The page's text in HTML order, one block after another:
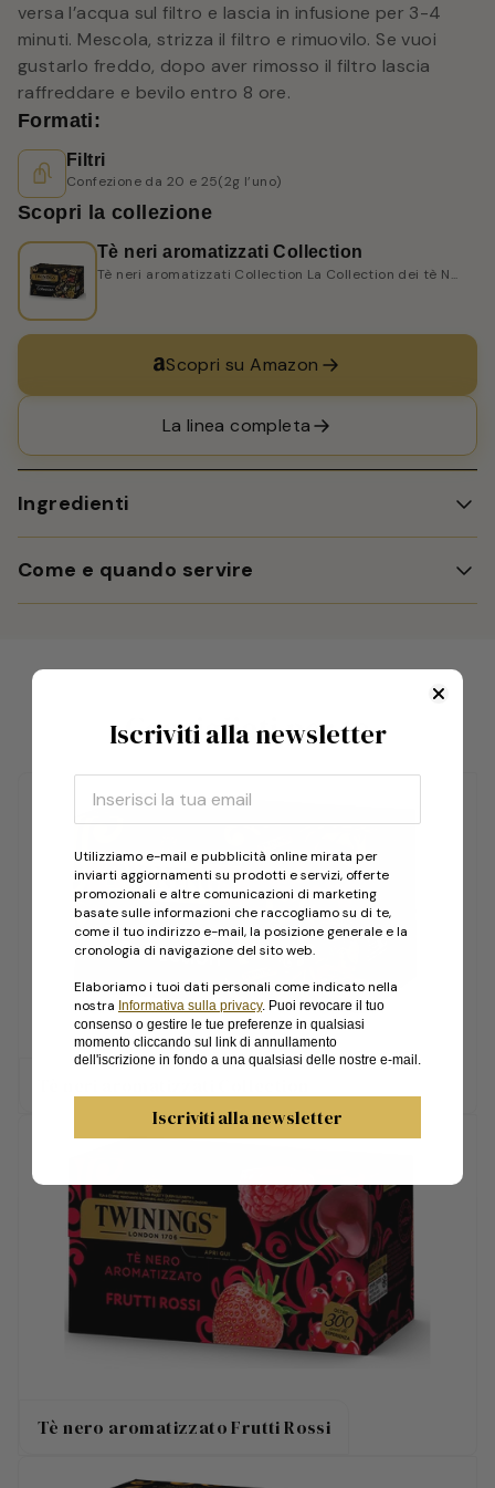
versa l’acqua sul filtro e lascia in infusione per 3-4
minuti. Mescola, strizza il filtro e rimuovilo. Se vuoi
gustarlo freddo, dopo aver rimosso il filtro lascia
raffreddare e bevilo entro 8 ore.
Formati:
Filtri
Confezione da 20 e 25(2g l’uno)
Scopri la collezione
Tè neri aromatizzati Collection
Tè neri aromatizzati Collection La Collection dei tè N...
Scopri su Amazon
La linea completa
Ingredienti
aromi naturali (7%), aroma.
Come e quando servire
di latte. Ottimo a qualsiasi ora della giornata.
Scopri la ricetta per preparare il tè Twinings
freddo
Consigliati per te
Tè nero aromatizzato Frutti Rossi
Iscriviti alla newsletter
Utilizziamo e-mail e pubblicità online mirata per
inviarti aggiornamenti su prodotti e servizi, offerte
promozionali e altre comunicazioni di marketing
basate sulle informazioni che raccogliamo su di te,
come il tuo indirizzo e-mail, la posizione generale e la
cronologia di navigazione del sito web.
Elaboriamo i tuoi dati personali come indicato nella
nostra Informativa sulla privacy. Puoi revocare il tuo
consenso o gestire le tue preferenze in qualsiasi
momento cliccando sul link di annullamento
dell'iscrizione in fondo a una qualsiasi delle nostre e-mail.
Iscriviti alla newsletter